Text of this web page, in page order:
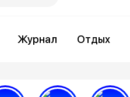
Журнал Отдых